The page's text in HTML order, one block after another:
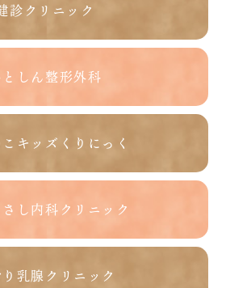
診クリニック
としん整形外科
キッズくりにっく
し内科クリニック
乳腺クリニック